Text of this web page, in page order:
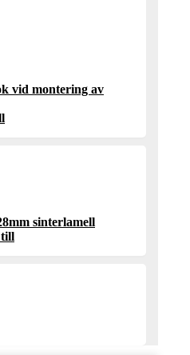
vid montering av
sinterlamell